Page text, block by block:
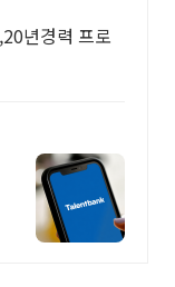
년경력 프로